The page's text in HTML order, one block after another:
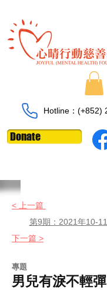
Hotline：​​(+852)
Donate
< 上一篇
第9期：2021年10-
下一篇 >
​專題
男兒有淚不輕彈